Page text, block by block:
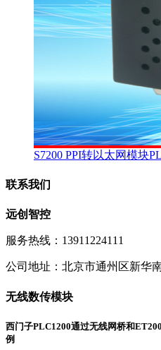
S7200 PPI转以太网模块
联系我们
远创智控
服务热线：13911224111
公司地址：北京市通州区新华
无线数传模块
西门子PLC1200通过无线网桥和
例